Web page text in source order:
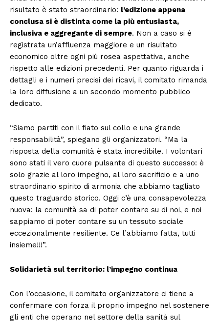
risultato è stato straordinario: l’edizione appena
conclusa si è distinta come la più entusiasta,
inclusiva e aggregante di sempre. Non a caso si è
registrata un’affluenza maggiore e un risultato
economico oltre ogni più rosea aspettativa, anche
rispetto alle edizioni precedenti. Per quanto riguarda i
dettagli e i numeri precisi dei ricavi, il comitato rimanda
la loro diffusione a un secondo momento pubblico
dedicato.
“Siamo partiti con il fiato sul collo e una grande
responsabilità”, spiegano gli organizzatori. “Ma la
risposta della comunità è stata incredibile. I volontari
sono stati il vero cuore pulsante di questo successo: è
solo grazie al loro impegno, al loro sacrificio e a uno
straordinario spirito di armonia che abbiamo tagliato
questo traguardo storico. Oggi c’è una consapevolezza
nuova: la comunità sa di poter contare su di noi, e noi
sappiamo di poter contare su un tessuto sociale
eccezionalmente resiliente. Ce l’abbiamo fatta, tutti
insieme!!!”.
Solidarietà sul territorio: l’impegno continua
Con l’occasione, il comitato organizzatore ci tiene a
confermare con forza il proprio impegno nel sostenere
gli enti che operano nel settore della sanità sul